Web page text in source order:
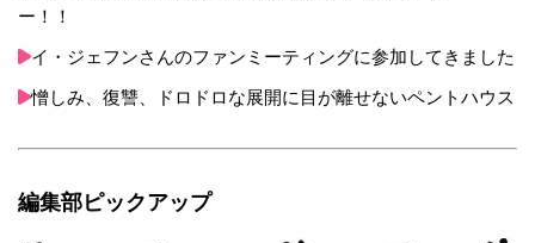
ー！！
イ・ジェフンさんのファンミーティングに参加してきました
憎しみ、復讐、ドロドロな展開に目が離せないペントハウス
編集部ピックアップ